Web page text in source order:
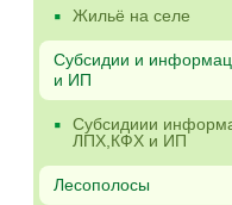
Жильё на селе
Субсидии и
и ИП
Субсидиии
ЛПХ,КФХ и ИП
Лесополосы